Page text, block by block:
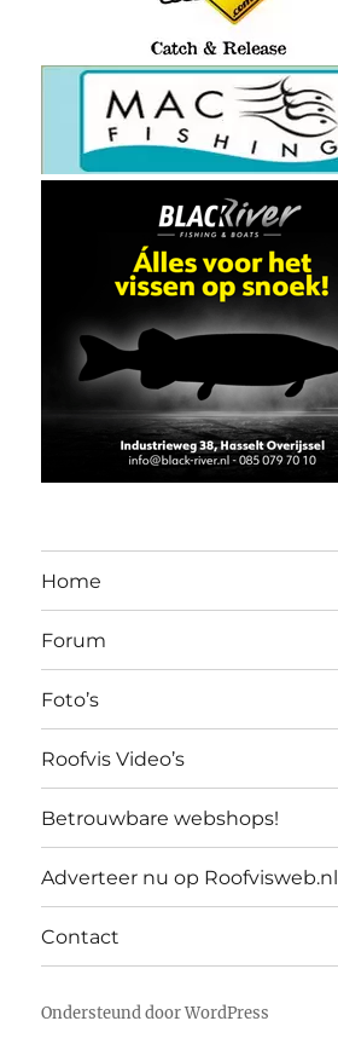
Home
Forum
Foto’s
Roofvis Video’s
Betrouwbare webshops!
Adverteer nu op Roofvisweb.nl
Contact
Ondersteund door WordPress